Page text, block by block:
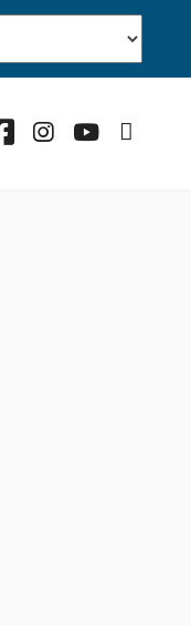
Facebook
InstagramYouTube